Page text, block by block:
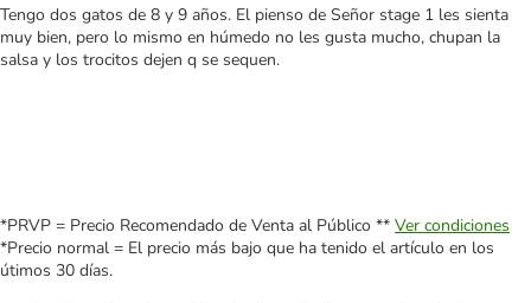
Tengo dos gatos de 8 y 9 años. El pienso de Señor stage 1 les sienta
muy bien, pero lo mismo en húmedo no les gusta mucho, chupan la
salsa y los trocitos dejen q se sequen.
*PRVP = Precio Recomendado de Venta al Público ** Ver condiciones
*Precio normal = El precio más bajo que ha tenido el artículo en los
útimos 30 días.